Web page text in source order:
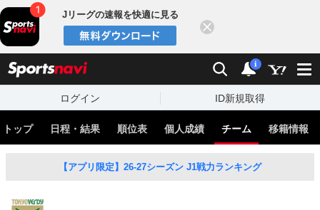
Jリーグの速報を快適に見る
検索 通知
i
ログイン ID新規取得
トップ 日程・結果 順位表 個人成績 チーム 移籍情報
【アプリ限定】26-27シーズン J1戦力ランキング